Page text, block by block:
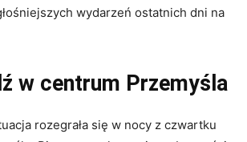
wydarzeń ostatnich dni na
w centrum Przemyśla
rozegrała się w nocy z czwartku